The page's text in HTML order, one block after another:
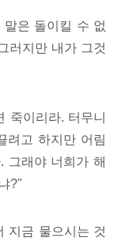
은 돌이킬 수 없
러지만 내가 그것
죽이리라. 터무니
려고 하지만 어림
그래야 너희가 해
?"
지금 물으시는 것